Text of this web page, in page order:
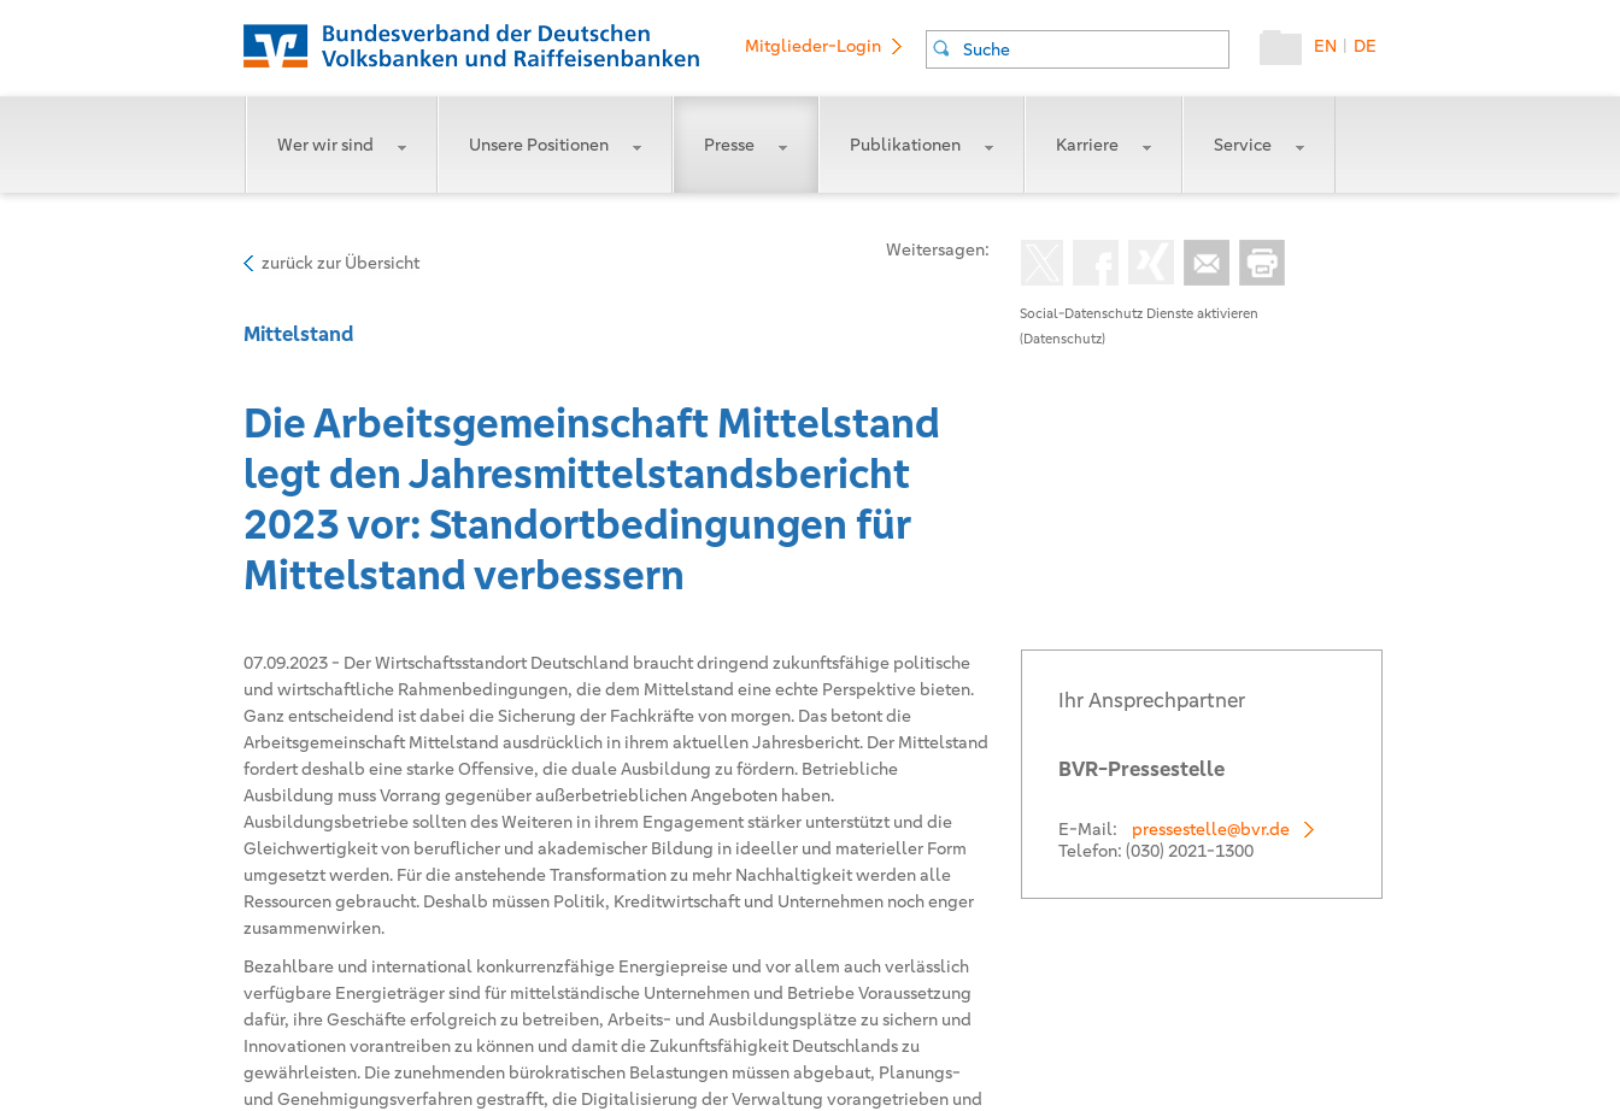
DE
|
EN
Suche
Mitglieder-Login
Wer wir sind Unsere Positionen Presse Publikationen Karriere Service
Social-Datenschutz Dienste aktivieren
(Datenschutz)
Weitersagen:
zurück zur Übersicht
Mittelstand
Die Arbeitsgemeinschaft Mittelstand
legt den Jahresmittelstandsbericht
2023 vor: Standortbedingungen für
Mittelstand verbessern
07.09.2023 - Der Wirtschaftsstandort Deutschland braucht dringend zukunftsfähige politische
und wirtschaftliche Rahmenbedingungen, die dem Mittelstand eine echte Perspektive bieten.
Ganz entscheidend ist dabei die Sicherung der Fachkräfte von morgen. Das betont die
Arbeitsgemeinschaft Mittelstand ausdrücklich in ihrem aktuellen Jahresbericht. Der Mittelstand
fordert deshalb eine starke Offensive, die duale Ausbildung zu fördern. Betriebliche
Ausbildung muss Vorrang gegenüber außerbetrieblichen Angeboten haben.
Ausbildungsbetriebe sollten des Weiteren in ihrem Engagement stärker unterstützt und die
Gleichwertigkeit von beruflicher und akademischer Bildung in ideeller und materieller Form
umgesetzt werden. Für die anstehende Transformation zu mehr Nachhaltigkeit werden alle
Ressourcen gebraucht. Deshalb müssen Politik, Kreditwirtschaft und Unternehmen noch enger
zusammenwirken.
Bezahlbare und international konkurrenzfähige Energiepreise und vor allem auch verlässlich
verfügbare Energieträger sind für mittelständische Unternehmen und Betriebe Voraussetzung
dafür, ihre Geschäfte erfolgreich zu betreiben, Arbeits- und Ausbildungsplätze zu sichern und
Innovationen vorantreiben zu können und damit die Zukunftsfähigkeit Deutschlands zu
gewährleisten. Die zunehmenden bürokratischen Belastungen müssen abgebaut, Planungs-
und Genehmigungsverfahren gestrafft, die Digitalisierung der Verwaltung vorangetrieben und
Ihr Ansprechpartner
BVR-Pressestelle
E-Mail:
pressestelle@bvr.de
Telefon: (030) 2021-1300